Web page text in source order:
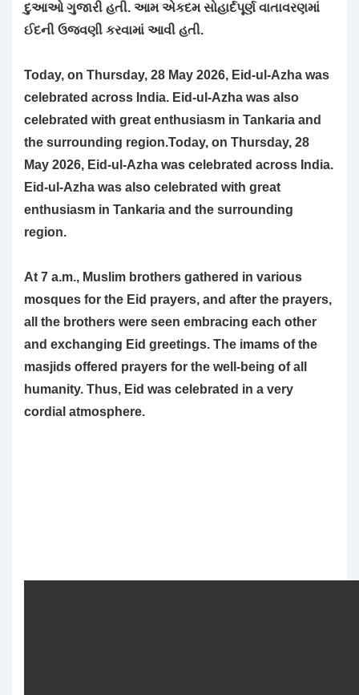
દુઆઓ ગુજારી હતી. આમ એકદમ સોહાર્દપૂર્ણ વાતાવરણમાં
ઈદની ઉજવણી કરવામાં આવી હતી.
Today, on Thursday, 28 May 2026, Eid-ul-Azha was
celebrated across India. Eid-ul-Azha was also
celebrated with great enthusiasm in Tankaria and
the surrounding region.Today, on Thursday, 28
May 2026, Eid-ul-Azha was celebrated across India.
Eid-ul-Azha was also celebrated with great
enthusiasm in Tankaria and the surrounding
region.
At 7 a.m., Muslim brothers gathered in various
mosques for the Eid prayers, and after the prayers,
all the brothers were seen embracing each other
and exchanging Eid greetings. The imams of the
masjids offered prayers for the well-being of all
humanity. Thus, Eid was celebrated in a very
cordial atmosphere.